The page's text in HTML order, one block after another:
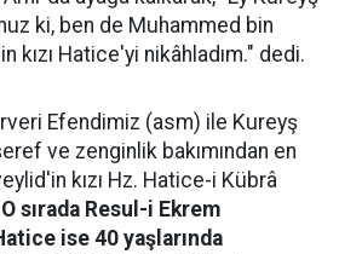
ki, ben de Muhammed bin
kızı Hatice'yi nikâhladım." dedi.
Efendimiz (asm) ile Kureyş
ve zenginlik bakımından en
kızı Hz. Hatice-i Kübrâ
O sırada Resul-i Ekrem
ise 40 yaşlarında